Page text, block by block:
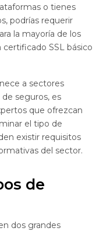
o tienes
podrías requerir
la mayoría de los
certificado SSL básico
a sectores
seguros, es
que ofrezcan
el tipo de
existir requisitos
del sector.
de
dos grandes